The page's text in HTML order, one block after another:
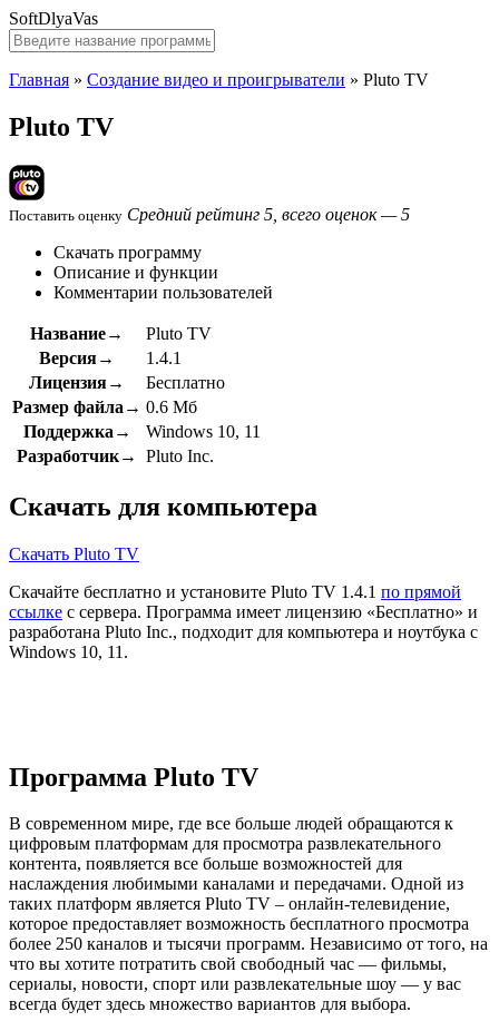
SoftDlyaVas
Главная » Создание видео и проигрыватели » Pluto TV
Pluto TV
Поставить оценку Средний рейтинг 5, всего оценок — 5
Скачать программу
Описание и функции
Комментарии пользователей
Название→
Pluto TV
Версия→
1.4.1
Лицензия→
Бесплатно
Размер файла→ 0.6 Мб
Поддержка→
Windows 10, 11
Разработчик→
Pluto Inc.
Скачать для компьютера
Скачать Pluto TV
Скачайте бесплатно и установите Pluto TV 1.4.1 по прямой
ссылке с сервера. Программа имеет лицензию «Бесплатно» и
разработана Pluto Inc., подходит для компьютера и ноутбука с
Windows 10, 11.
Программа Pluto TV
В современном мире, где все больше людей обращаются к
цифровым платформам для просмотра развлекательного
контента, появляется все больше возможностей для
наслаждения любимыми каналами и передачами. Одной из
таких платформ является Pluto TV – онлайн-телевидение,
которое предоставляет возможность бесплатного просмотра
более 250 каналов и тысячи программ. Независимо от того, на
что вы хотите потратить свой свободный час — фильмы,
сериалы, новости, спорт или развлекательные шоу — у вас
всегда будет здесь множество вариантов для выбора.